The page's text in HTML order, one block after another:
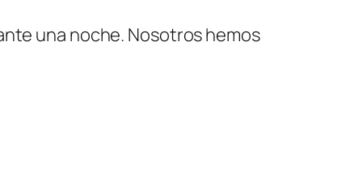
una noche. Nosotros hemos